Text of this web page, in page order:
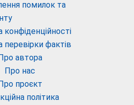
помилок та
конфіденційності
перевірки фактів
Про автора
Про нас
Про проєкт
політика